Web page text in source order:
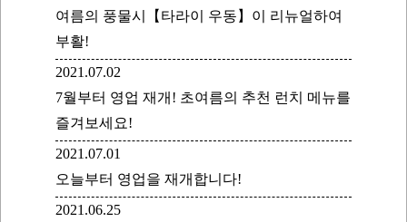
여름의 풍물시【타라이 우동】이 리뉴얼하여
부활!
2021.07.02
7월부터 영업 재개! 초여름의 추천 런치 메뉴를
즐겨보세요!
2021.07.01
오늘부터 영업을 재개합니다!
2021.06.25